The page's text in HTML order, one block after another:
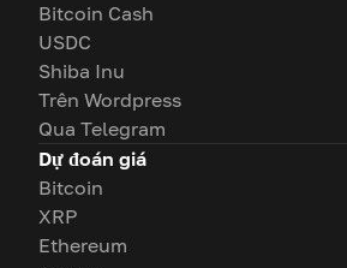
Bitcoin Cash
USDC
Shiba Inu
Trên Wordpress
Qua Telegram
Dự đoán giá
Bitcoin
XRP
Ethereum